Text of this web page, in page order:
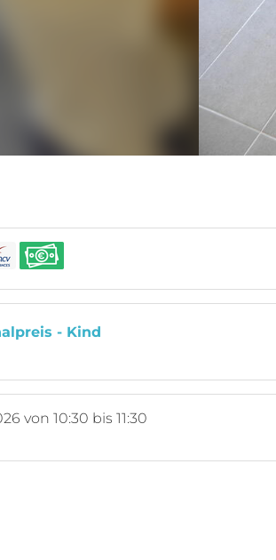
- Kind
von 10:30 bis 11:30